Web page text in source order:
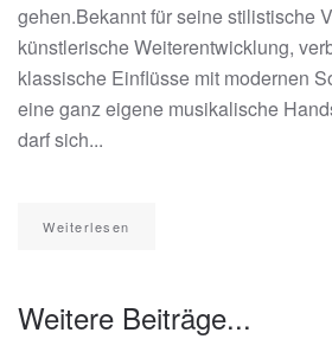
gehen.Bekannt für seine stilistische
künstlerische Weiterentwicklung,
klassische Einflüsse mit modernen
eine ganz eigene musikalische
darf sich...
Weiterlesen
Weitere Beiträge...